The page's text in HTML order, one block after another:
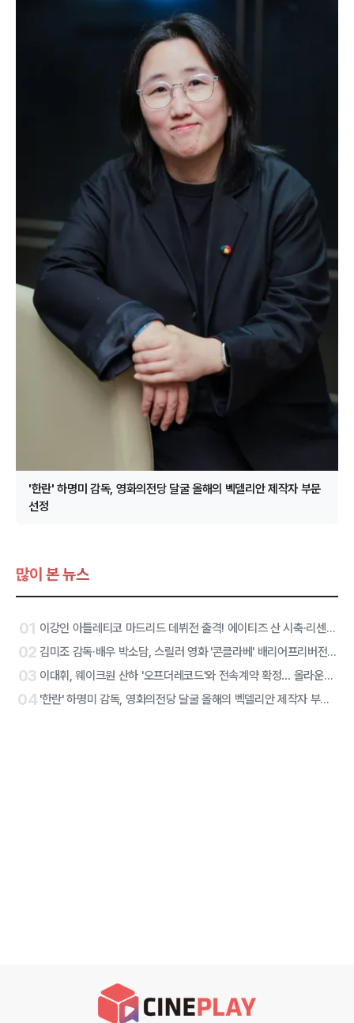
'한란' 하명미 감독, 영화의전당 달굴 올해의 벡델리안 제작자 부문
선정
많이 본 뉴스
01 이강인 아틀레티코 마드리드 데뷔전 출격! 에이티즈 산 시축·리센느 하프타임 공연 확정
02 김미조 감독·배우 박소담, 스릴러 영화 '콘클라베' 배리어프리버전 합류
03 이대휘, 웨이크원 산하 '오프더레코드'와 전속계약 확정… 올라운더 아티스트 솔로 2막 시작
04 '한란' 하명미 감독, 영화의전당 달굴 올해의 벡델리안 제작자 부문 선정